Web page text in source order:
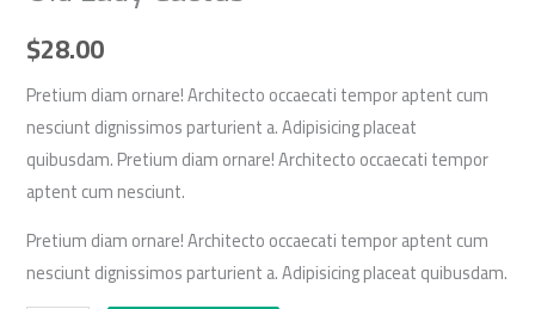
$28.00
Pretium diam ornare! Architecto occaecati tempor aptent cum
nesciunt dignissimos parturient a. Adipisicing placeat
quibusdam. Pretium diam ornare! Architecto occaecati tempor
aptent cum nesciunt.
Pretium diam ornare! Architecto occaecati tempor aptent cum
nesciunt dignissimos parturient a. Adipisicing placeat quibusdam.